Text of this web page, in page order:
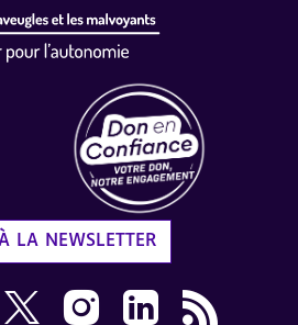
LA NEWSLETTER
Youtube AVH dans une
sur Facebook AVH dans
Nous suivre sur X AVH dans une
Nous suivre sur Instagram
Nous suivre sur
Flux RSS